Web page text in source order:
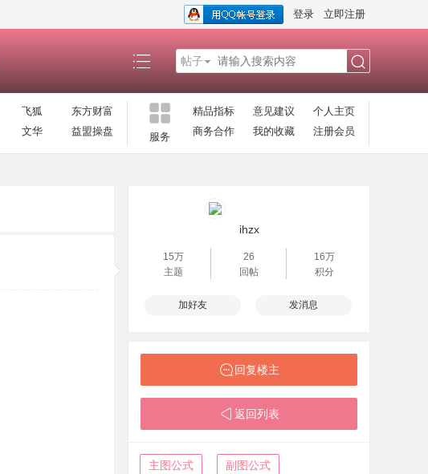
登录 立即注册
帖子
飞狐
东方财富
文华 益盟操盘 服务
精品指标 意见建议
个人主页
商务合作
我的收藏 注册会员
ihzx
15万
主题
26
回帖
16万
积分
加好友 发消息
回复楼主
返回列表
主图公式 副图公式